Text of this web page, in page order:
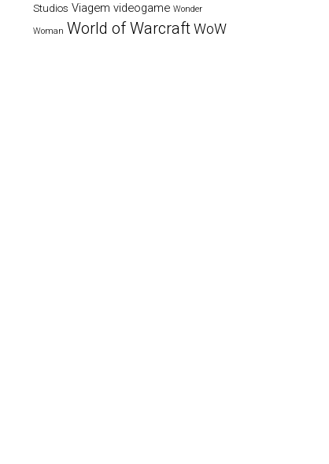
Studios Viagem videogame Wonder
Woman World of Warcraft WoW